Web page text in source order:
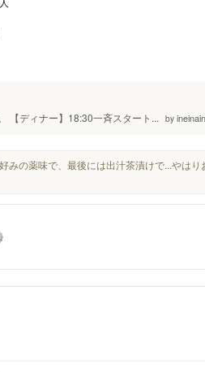
【ディナー】18:30一斉スタート... by
みの薬味で、最後には出汁茶漬けで...やはり